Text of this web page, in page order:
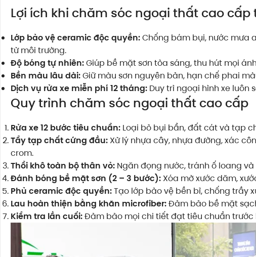
Lợi ích khi chăm sóc ngoại thất cao cấp
Lớp bảo vệ ceramic độc quyền:Chống bám bụi, nước mưa
từ môi trường.
Độ bóng tự nhiên:Giúp bề mặt sơn tỏa sáng, thu hút mọi
Bền màu lâu dài:Giữ màu sơn nguyên bản, hạn chế phai
Dịch vụ rửa xe miễn phí 12 tháng: Duy trì ngoại hình xe luôn
Quy trình chăm sóc ngoại thất cao cấp
Rửa xe 12 bước tiêu chuẩn: Loại bỏ bụi bẩn, đất cát và tạp
Tẩy tạp chất cứng đầu: Xử lý nhựa cây, nhựa đường, xác
crom.
Thổi khô toàn bộ thân vỏ: Ngăn đọng nước, tránh ố loang và
Đánh bóng bề mặt sơn (2 – 3 bước): Xóa mờ xước dăm,
Phủ ceramic độc quyền:Tạo lớp bảo vệ bền bỉ, chống trầy
Lau hoàn thiện bằng khăn microfiber:Đảm bảo bề mặt
Kiểm tra lần cuối:Đảm bảo mọi chi tiết đạt tiêu chuẩn trước